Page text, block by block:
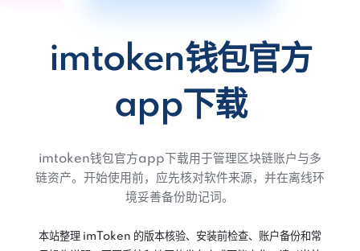
imtoken钱包官方
app下载
imtoken钱包官方app下载用于管理区块链账户与多
链资产。开始使用前，应先核对软件来源，并在离线环
境妥善备份助记词。
本站整理 imToken 的版本核验、安装前检查、账户备份和常